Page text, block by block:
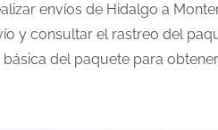
envíos de Hidalgo a
y consultar el rastreo del
del paquete para